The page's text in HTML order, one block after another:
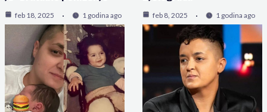
feb 18, 2025 1 godina ago feb 8, 2025 1 godina ago